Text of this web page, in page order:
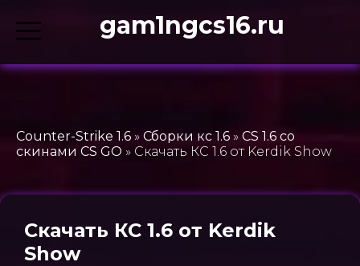
gam1ngcs16.ru
Counter-Strike 1.6 » Сборки кс 1.6 » CS 1.6 со
скинами CS GO » Скачать КС 1.6 от Kerdik Show
Скачать КС 1.6 от Kerdik
Show